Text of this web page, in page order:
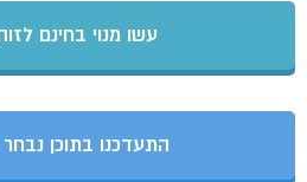
עשו מנוי בחינם
התעדכנו בתוכן